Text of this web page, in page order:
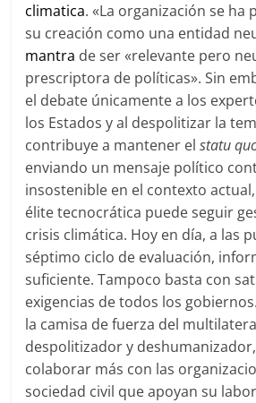
climatica. «La organización se ha
su creación como una entidad
mantra de ser «relevante pero
prescriptora de políticas». Sin
el debate únicamente a los
los Estados y al despolitizar la
contribuye a mantener elstatu qu
enviando un mensaje político
insostenible en el contexto
élite tecnocrática puede seguir
crisis climática. Hoy en día, a las
séptimo ciclo de evaluación,
suficiente. Tampoco basta con
exigencias de todos los
la camisa de fuerza del
despolitizador y
colaborar más con las
sociedad civil que apoyan su